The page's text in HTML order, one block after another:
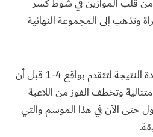
وتذهب إلى المجموعة النهائية
وواصلت مايا محاولة استعادة النتيجة لتتقدم بواقع 4-1 قبل أن
وتخطف الفوز من اللاعبة
حتى الآن في هذا الموسم والتي